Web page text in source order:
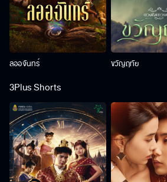
ลออจันทร์ ขวัญฤทัย
3Plus Shorts